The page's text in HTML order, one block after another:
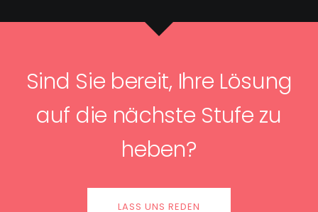
Sind Sie bereit, Ihre Lösung
auf die nächste Stufe zu
heben?
LASS UNS REDEN